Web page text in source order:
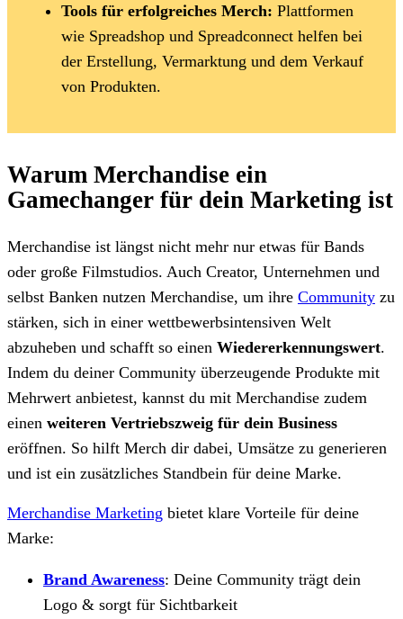
Tools für erfolgreiches Merch: Plattformen
wie Spreadshop und Spreadconnect helfen bei
der Erstellung, Vermarktung und dem Verkauf
von Produkten.
Warum Merchandise ein
Gamechanger für dein Marketing ist
Merchandise ist längst nicht mehr nur etwas für Bands
oder große Filmstudios. Auch Creator, Unternehmen und
selbst Banken nutzen Merchandise, um ihre Community zu
stärken, sich in einer wettbewerbsintensiven Welt
abzuheben und schafft so einen Wiedererkennungswert.
Indem du deiner Community überzeugende Produkte mit
Mehrwert anbietest, kannst du mit Merchandise zudem
einen weiteren Vertriebszweig für dein Business
eröffnen. So hilft Merch dir dabei, Umsätze zu generieren
und ist ein zusätzliches Standbein für deine Marke.
Merchandise Marketing bietet klare Vorteile für deine
Marke:
Brand Awareness: Deine Community trägt dein
Logo & sorgt für Sichtbarkeit